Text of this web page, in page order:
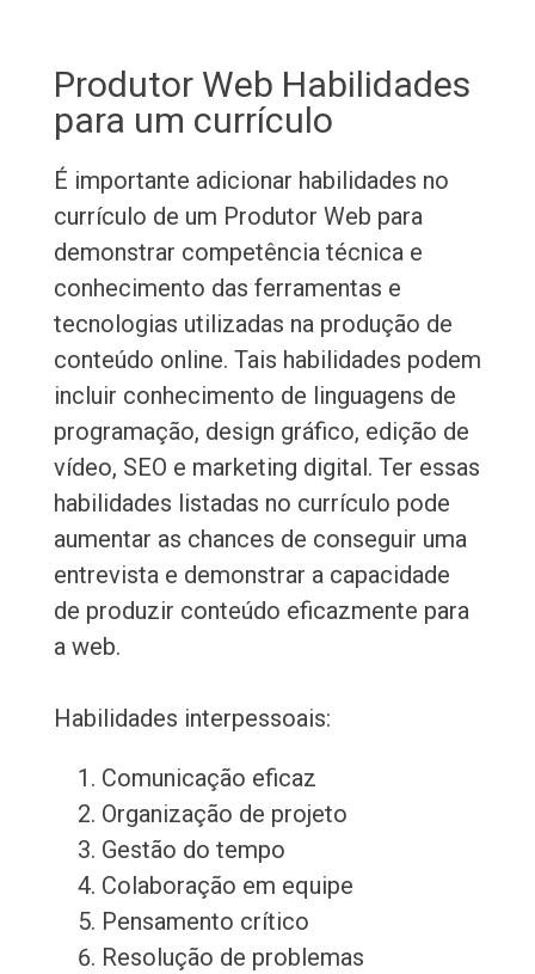
Produtor Web Habilidades
para um currículo
É importante adicionar habilidades no
currículo de um Produtor Web para
demonstrar competência técnica e
conhecimento das ferramentas e
tecnologias utilizadas na produção de
conteúdo online. Tais habilidades podem
incluir conhecimento de linguagens de
programação, design gráfico, edição de
vídeo, SEO e marketing digital. Ter essas
habilidades listadas no currículo pode
aumentar as chances de conseguir uma
entrevista e demonstrar a capacidade
de produzir conteúdo eficazmente para
a web.
Habilidades interpessoais:
Comunicação eficaz
Organização de projeto
Gestão do tempo
Colaboração em equipe
Pensamento crítico
Resolução de problemas